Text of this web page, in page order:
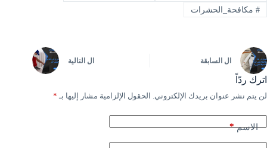
#مكافحة_الحشرات
ال السابقة ال التالية
اترك ردّاً
لن يتم نشر عنوان بريدك الإلكتروني. الحقول الإلزامية مشار إليها بـ *
الاسم*